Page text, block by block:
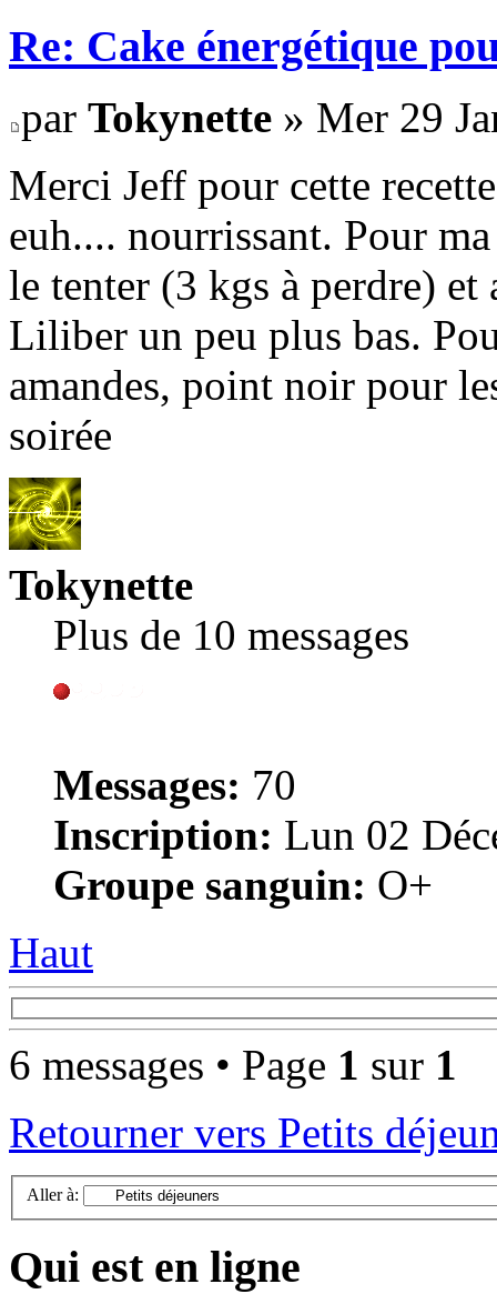
Re: Cake énergétique
par Tokynette » Mer 29
Merci Jeff pour cette
euh.... nourrissant. Pour
le tenter (3 kgs à perdre) et
Liliber un peu plus bas.
amandes, point noir pour
soirée
Tokynette
Plus de 10 messages
Messages: 70
Inscription: Lun 02
Groupe sanguin: O+
Haut
6 messages • Page 1 sur 1
Retourner vers Petits
Aller à:
Qui est en ligne